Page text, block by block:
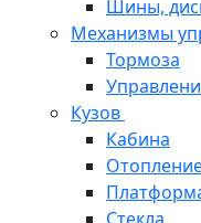
Шины,
Механизмы
Тормоза
Кузов
Кабина